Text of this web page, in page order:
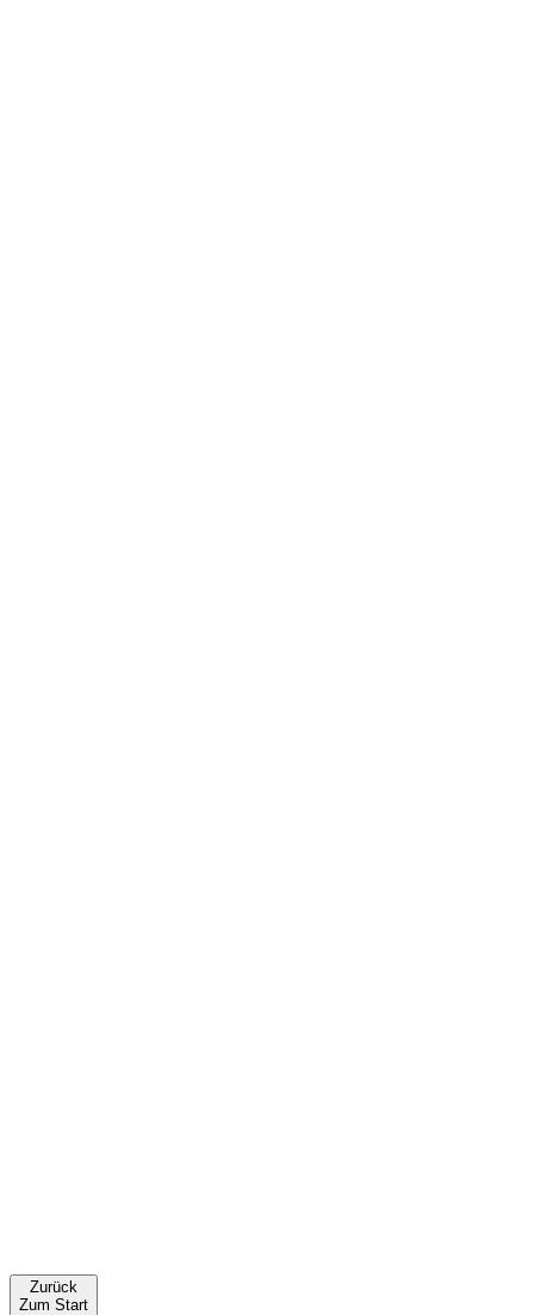
Zurück
Zum Start